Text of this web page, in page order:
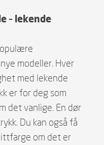
– lekende
modeller. Hver
med lekende
er for deg som
det vanlige. En dør
Du kan også få
om det er